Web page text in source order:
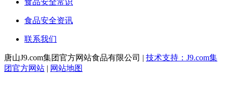
食品安全常识
食品安全资讯
联系我们
唐山J9.com集团官方网站食品有限公司 | 技术支持：J9.com集
团官方网站 | 网站地图